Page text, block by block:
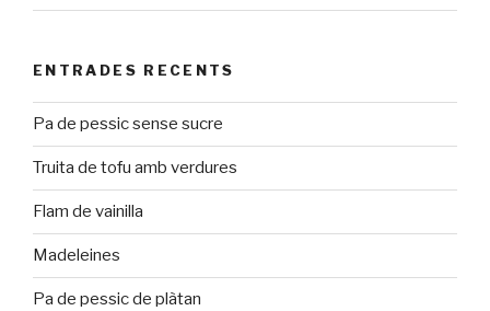
ENTRADES RECENTS
Pa de pessic sense sucre
Truita de tofu amb verdures
Flam de vainilla
Madeleines
Pa de pessic de plàtan